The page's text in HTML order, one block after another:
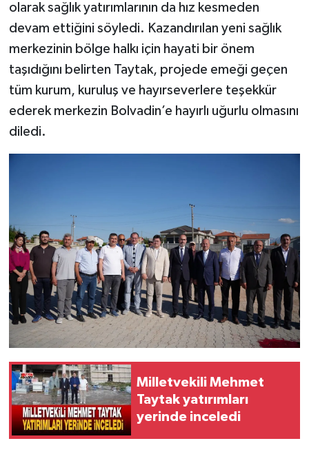
olarak sağlık yatırımlarının da hız kesmeden
devam ettiğini söyledi. Kazandırılan yeni sağlık
merkezinin bölge halkı için hayati bir önem
taşıdığını belirten Taytak, projede emeği geçen
tüm kurum, kuruluş ve hayırseverlere teşekkür
ederek merkezin Bolvadin’e hayırlı uğurlu olmasını
diledi.
Milletvekili Mehmet
Taytak yatırımları
yerinde inceledi